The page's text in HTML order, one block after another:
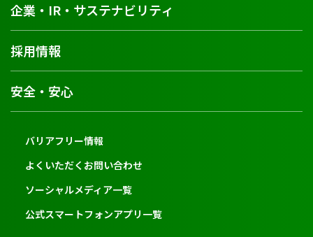
企業・IR・サステナビリティ
採用情報
安全・安心
バリアフリー情報
よくいただくお問い合わせ
ソーシャルメディア一覧
公式スマートフォンアプリ一覧